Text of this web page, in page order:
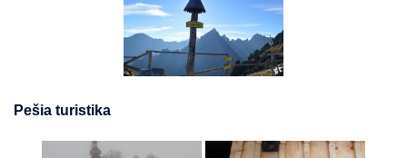
Pešia turistika